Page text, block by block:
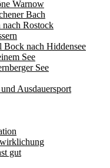
Warnow
Bach
Rostock
Bock nach Hiddensee
See
See
Ausdauersport
gut